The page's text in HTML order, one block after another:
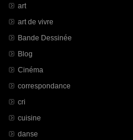
art
art de vivre
Bande Dessinée
Blog
Cinéma
correspondance
cri
cuisine
danse